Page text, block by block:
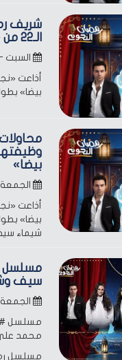
شريف
الـ22 من «كدبة بيضا»
السبت - ٢٢ مارس ٢٠٢٥
بيضا»
بيضا»
الجمعة - ٢١ مارس
بيضا»
شيماء
مسلسل
سيف
الجمعة - ٢١ مارس
مسلسل
محمد
مسلسل